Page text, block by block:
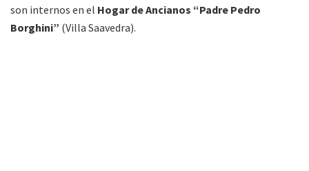
son internos en el Hogar de Ancianos “Padre Pedro
Borghini” (Villa Saavedra).